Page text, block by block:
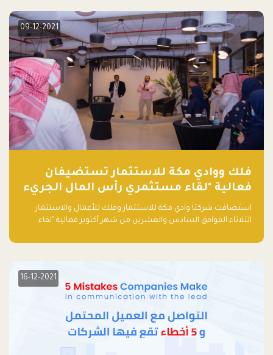
09-12-2021
فلك ووادي مكة للاستثمار تستضيفان
فعالية "لقاء مستثمري رأس المال الجريء
في المنطقة"
استضافت شركتا وادي مكة للاستثمار وفلك للأعمال والاستثمار
الثلاثاء الموافق السادس والعشرين من شهر أكتوبر فعالية "لقاء
مشاركاً من أبرز صناديق رأس المال الجريء وممثلي المؤسسات
16-12-2021